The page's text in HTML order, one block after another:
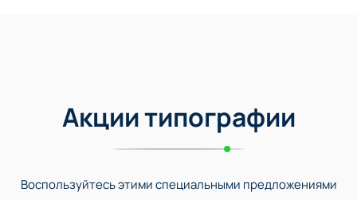
Акции типографии
Воспользуйтесь этими специальными предложениями